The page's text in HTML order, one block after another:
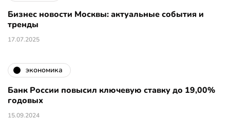
Бизнес новости Москвы: актуальные события и
тренды
17.07.2025
экономика
Банк России повысил ключевую ставку до 19,00%
годовых
15.09.2024